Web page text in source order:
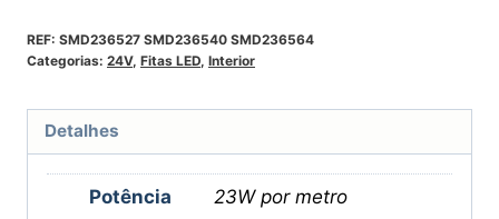
REF: SMD236527 SMD236540 SMD236564
Categorias: 24V, Fitas LED, Interior
Detalhes
Potência 23W por metro